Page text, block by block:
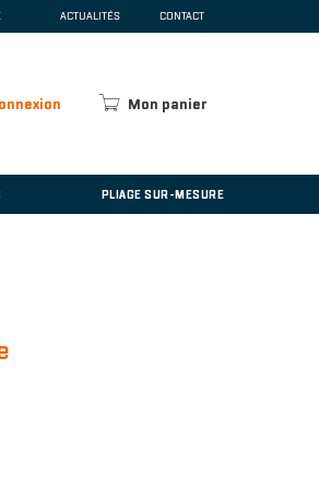
ACTUALITÉS CONTACT
Mon panier
PLIAGE SUR-MESURE